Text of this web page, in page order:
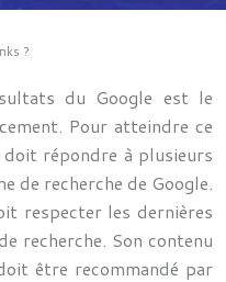
?
du Google est le
Pour atteindre ce
répondre à plusieurs
de recherche de Google.
respecter les dernières
recherche. Son contenu
être recommandé par